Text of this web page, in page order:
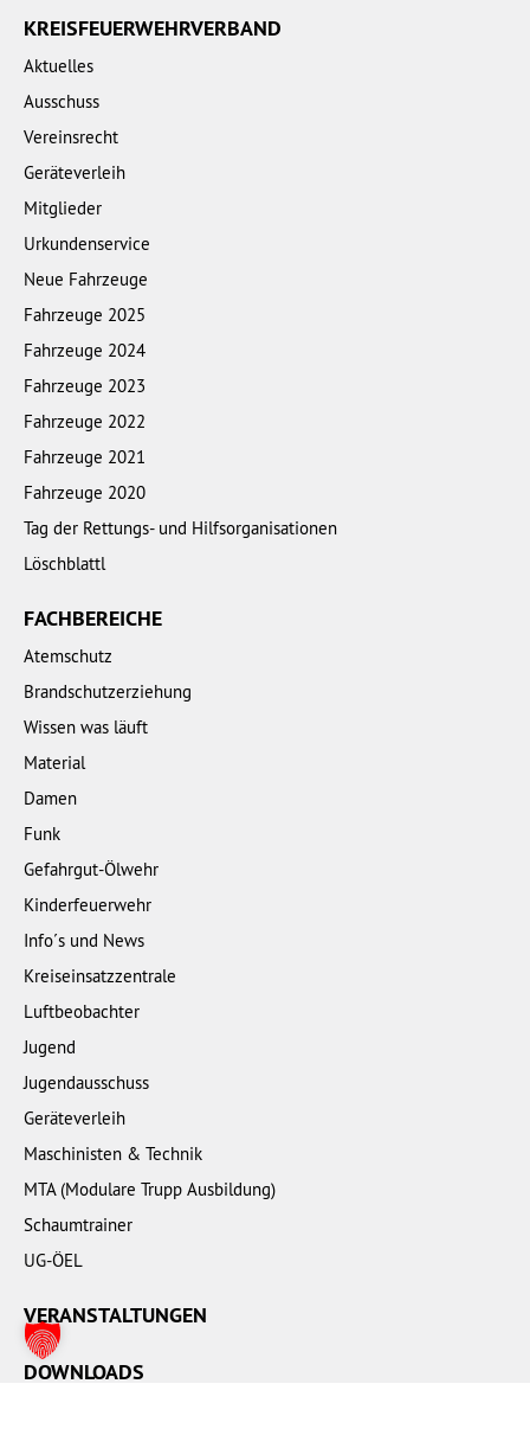
KREISFEUERWEHRVERBAND
Aktuelles
Ausschuss
Vereinsrecht
Geräteverleih
Mitglieder
Urkundenservice
Neue Fahrzeuge
Fahrzeuge 2025
Fahrzeuge 2024
Fahrzeuge 2023
Fahrzeuge 2022
Fahrzeuge 2021
Fahrzeuge 2020
Tag der Rettungs- und Hilfsorganisationen
Löschblattl
FACHBEREICHE
Atemschutz
Brandschutzerziehung
Wissen was läuft
Material
Damen
Funk
Gefahrgut-Ölwehr
Kinderfeuerwehr
Info´s und News
Kreiseinsatzzentrale
Luftbeobachter
Jugend
Jugendausschuss
Geräteverleih
Maschinisten & Technik
MTA (Modulare Trupp Ausbildung)
Schaumtrainer
UG-ÖEL
VERANSTALTUNGEN
DOWNLOADS